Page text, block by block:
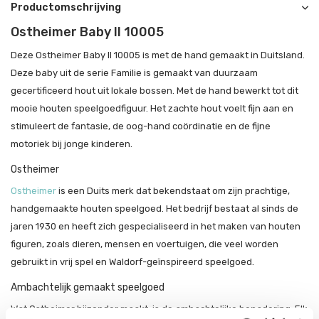
Productomschrijving
Ostheimer Baby II 10005
Deze Ostheimer Baby II 10005 is met de hand gemaakt in Duitsland.
Deze baby uit de serie Familie is gemaakt van duurzaam
gecertificeerd hout uit lokale bossen. Met de hand bewerkt tot dit
mooie houten speelgoedfiguur. Het zachte hout voelt fijn aan en
stimuleert de fantasie, de oog-hand coördinatie en de fijne
motoriek bij jonge kinderen.
Ostheimer
Ostheimer is een Duits merk dat bekendstaat om zijn prachtige,
handgemaakte houten speelgoed. Het bedrijf bestaat al sinds de
jaren 1930 en heeft zich gespecialiseerd in het maken van houten
figuren, zoals dieren, mensen en voertuigen, die veel worden
gebruikt in vrij spel en Waldorf-geïnspireerd speelgoed.
Ambachtelijk gemaakt speelgoed
Wat Ostheimer bijzonder maakt, is de ambachtelijke benadering. Elk